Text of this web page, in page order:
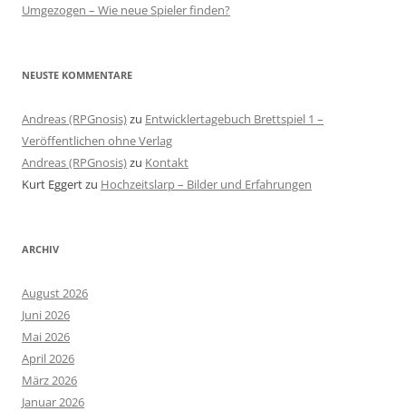
Umgezogen – Wie neue Spieler finden?
NEUSTE KOMMENTARE
Andreas (RPGnosis)zu Entwicklertagebuch Brettspiel 1 –
Veröffentlichen ohne Verlag
Andreas (RPGnosis)zu Kontakt
Kurt Eggertzu Hochzeitslarp – Bilder und Erfahrungen
ARCHIV
August 2026
Juni 2026
Mai 2026
April 2026
März 2026
Januar 2026